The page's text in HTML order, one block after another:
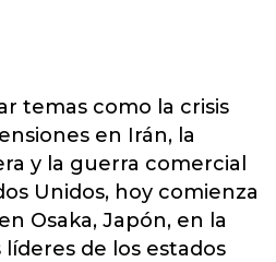
temas como la crisis
en Irán, la
y la guerra comercial
Unidos, hoy comienza
Osaka, Japón, en la
de los estados